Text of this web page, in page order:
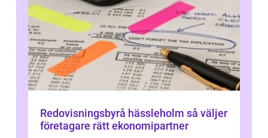
Redovisningsbyrå hässleholm så väljer
företagare rätt ekonomipartner